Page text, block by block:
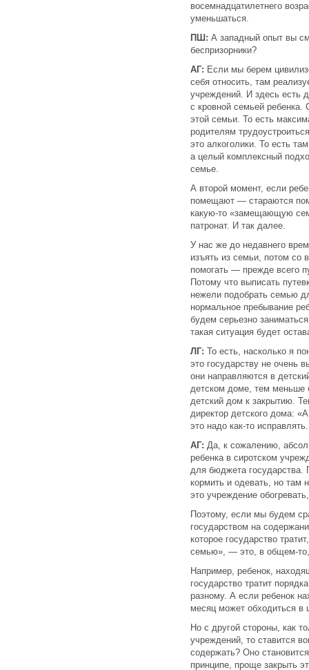
восемнадцатилетнего
уменьшаться.
ПШ: А западный опыт вы
беспризорники?
АГ: Если мы берем
себя относить, там
учреждений. И здесь есть
с кровной семьей ребенка.
этой семьи. То есть
родителям
это алкоголики. То есть
а целый комплексный
семье.
А второй момент, если
помещают — стараются
какую-то «замещающую
патронат. И так далее.
У нас же до недавнего
изъять из семьи, потом со
помогать — прежде всего
Потому что выписать
нежели подобрать семью
нормальное пребывание
будем серьезно
такая ситуация будет
ЛГ: То есть, насколько я
это государству не очень
они направляются в
детском доме, тем меньше
детский дом к закрытию.
директор детского дома:
это надо как-то исправлять.
АГ: Да, к сожалению,
ребенка в сиротском
для бюджета государства.
кормить и одевать, но там
это учреждение
Поэтому, если мы будем
государством на
которое государство
семью», — это, в общем-то,
Например, ребенок,
государство тратит
разному. А если ребенок
месяц может обходиться в
Но с другой стороны, как
учреждений, то ставится
содержать? Оно
принципе, проще закрыть